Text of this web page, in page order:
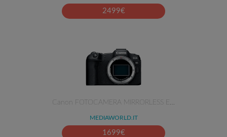
2499€
Canon FOTOCAMERA MIRRORLESS E…
MEDIAWORLD.IT
1699€